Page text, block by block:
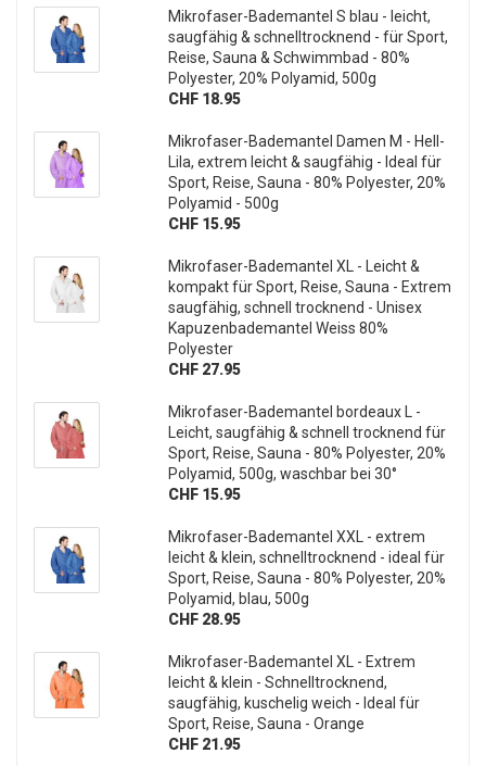
Mikrofaser-Bademantel S blau - leicht,
saugfähig & schnelltrocknend - für Sport,
Reise, Sauna & Schwimmbad - 80%
Polyester, 20% Polyamid, 500g
CHF 18.95
Mikrofaser-Bademantel Damen M - Hell-
Lila, extrem leicht & saugfähig - Ideal für
Sport, Reise, Sauna - 80% Polyester, 20%
Polyamid - 500g
CHF 15.95
Mikrofaser-Bademantel XL - Leicht &
kompakt für Sport, Reise, Sauna - Extrem
saugfähig, schnell trocknend - Unisex
Kapuzenbademantel Weiss 80%
Polyester
CHF 27.95
Mikrofaser-Bademantel bordeaux L -
Leicht, saugfähig & schnell trocknend für
Sport, Reise, Sauna - 80% Polyester, 20%
Polyamid, 500g, waschbar bei 30°
CHF 15.95
Mikrofaser-Bademantel XXL - extrem
leicht & klein, schnelltrocknend - ideal für
Sport, Reise, Sauna - 80% Polyester, 20%
Polyamid, blau, 500g
CHF 28.95
Mikrofaser-Bademantel XL - Extrem
leicht & klein - Schnelltrocknend,
saugfähig, kuschelig weich - Ideal für
Sport, Reise, Sauna - Orange
CHF 21.95